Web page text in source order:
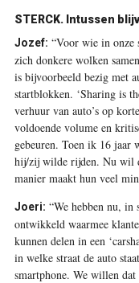
STERCK. Intussen
Jozef: “Voor wie in onze
zich donkere wolken
is bijvoorbeeld bezig met
startblokken. ‘Sharing is
verhuur van auto’s op
voldoende volume en
gebeuren. Toen ik 16 jaar
hij/zij wilde rijden. Nu wil
manier maakt hun veel
Joeri: “We hebben nu, in
ontwikkeld waarmee
kunnen delen in een
in welke straat de auto
smartphone. We willen dat